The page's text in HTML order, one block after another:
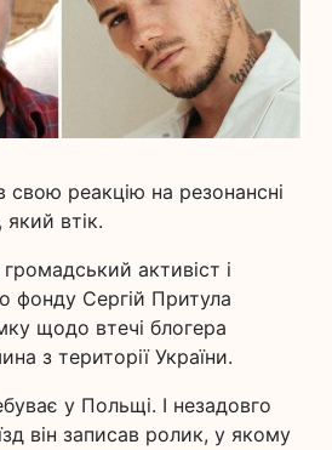
свою реакцію на резонансні
втік.
активіст і
фонду Сергій Притула
щодо втечі блогера
з території України.
у Польщі. І незадовго
він записав ролик, у якому